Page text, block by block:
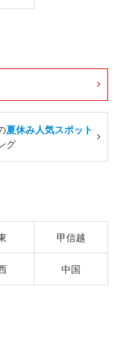
夏休み人気スポット
グ
甲信越
中国